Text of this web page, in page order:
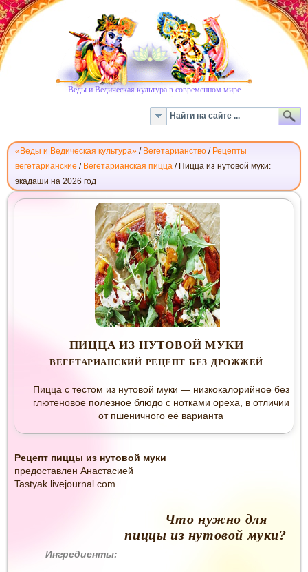
Веды и Ведическая культура в современном мире
«Веды и Ведическая культура» / Вегетарианство / Рецепты
вегетарианские / Вегетарианская пицца / Пицца из нутовой муки:
экадаши на 2026 год
ПИЦЦА
ПИЦЦА ИЗ НУТОВОЙ МУКИ
ВЕГЕТАРИАНСКИЙ РЕЦЕПТ БЕЗ ДРОЖЖЕЙ
Пицца с тестом из нутовой муки — низкокалорийное без
глютеновое полезное блюдо с нотками ореха, в отличии
от пшеничного её варианта
Рецепт пиццы из нутовой муки
предоставлен Анастасией
Tastyak.livejournal.com
Что нужно для
пиццы из нутовой муки?
Ингредиенты: